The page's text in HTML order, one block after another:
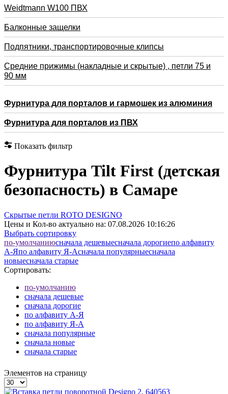
Weidtmann W100 ПВХ
Балконные защелки
Подпятники, транспортировочные клипсы
Средние прижимы (накладные и скрытые) , петли 75 и
90 мм
Фурнитура для порталов и гармошек из алюминия
Фурнитура для порталов из ПВХ
Показать фильтр
Фурнитура Tilt First (детская
безопасность) в Самаре
Скрытые петли ROTO DESIGNO
Цены и Кол-во актуально на: 07.08.2026 10:16:26
Выбрать сортировку
по-умолчаниюcначала дешевыеcначала дорогиепо алфавиту
А-Япо алфавиту Я-Аcначала популярныеcначала
новыеcначала старые
Сортировать:
по-умолчанию
cначала дешевые
cначала дорогие
по алфавиту А-Я
по алфавиту Я-А
cначала популярные
cначала новые
cначала старые
Элементов на страницу